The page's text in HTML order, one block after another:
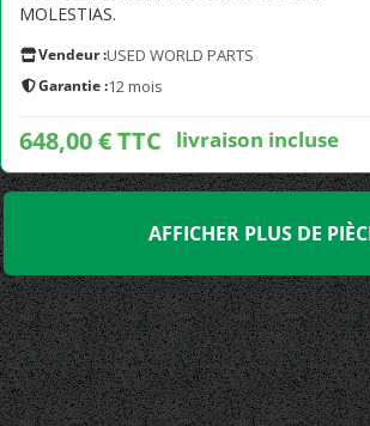
MOLESTIAS.
Vendeur :USED WORLD PARTS
Garantie :12 mois
648,00 € TTC livraison incluse
AFFICHER PLUS DE